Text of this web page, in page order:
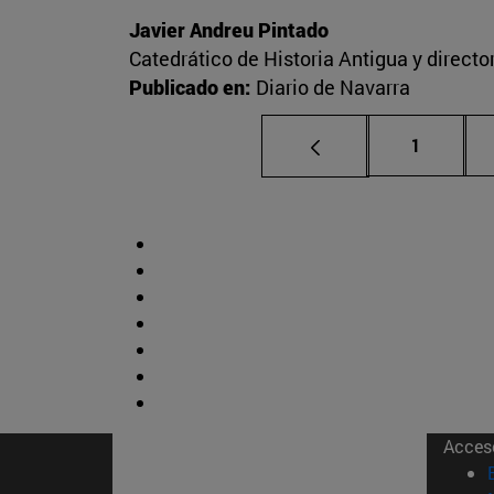
Javier Andreu Pintado
Catedrático de Historia Antigua y
Publicado en: Diario de Navarra
Página
1